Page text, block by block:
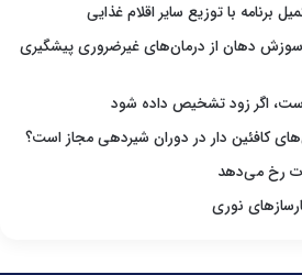
برنامه با توزیع سایر اقلام غذایی
دهان از درمان‌های غیرضروری پیشگیری
اگر زود تشخیص داده شود
کافئین دار در دوران شیردهی مجاز است؟
نوری